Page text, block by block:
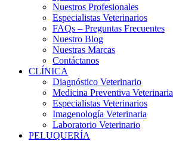
Nuestros Profesionales
Especialistas Veterinarios
FAQs – Preguntas Frecuentes
Nuestro Blog
Nuestras Marcas
Contáctanos
CLÍNICA
Diagnóstico Veterinario
Medicina Preventiva Veterinaria
Especialistas Veterinarios
Imagenología Veterinaria
Laboratorio Veterinario
PELUQUERÍA